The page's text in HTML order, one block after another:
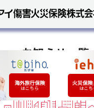
お知らせ一覧